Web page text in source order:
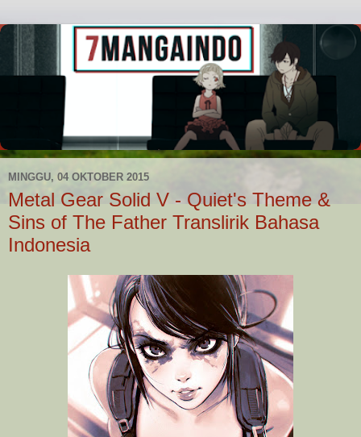
MINGGU, 04 OKTOBER 2015
Metal Gear Solid V - Quiet's Theme &
Sins of The Father Translirik Bahasa
Indonesia